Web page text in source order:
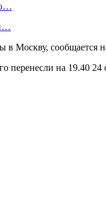
Москву, сообщается
перенесли на 19.40 24